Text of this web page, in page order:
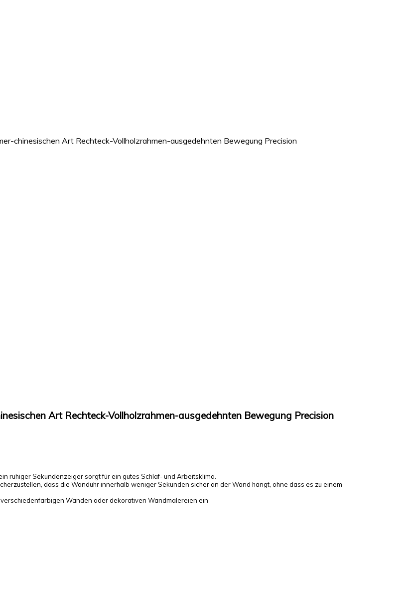
chinesischen Art Rechteck-Vollholzrahmen-ausgedehnten Bewegung Precision
Art Rechteck-Vollholzrahmen-ausgedehnten Bewegung Precision
ruhiger Sekundenzeiger sorgt für ein gutes Schlaf- und Arbeitsklima.
dass die Wanduhr innerhalb weniger Sekunden sicher an der Wand hängt, ohne dass es zu einem
Wänden oder dekorativen Wandmalereien ein